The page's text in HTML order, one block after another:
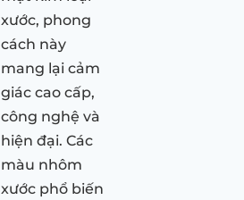
xước, phong
cách này
mang lại cảm
giác cao cấp,
công nghệ và
hiện đại. Các
màu nhôm
xước phổ biến